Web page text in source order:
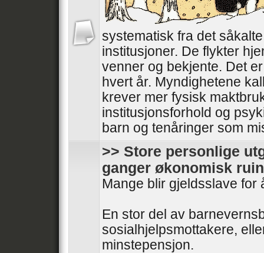
systematisk fra det
institusjoner. De flykter
venner og bekjente. Det
hvert år. Myndighetene
krever mer fysisk
institusjonsforhold og
barn og tenåringer som
>> Store personlige
ganger økonomisk ruin
Mange blir gjeldsslave for
En stor del av
sosialhjelpsmottakere,
minstepensjon.